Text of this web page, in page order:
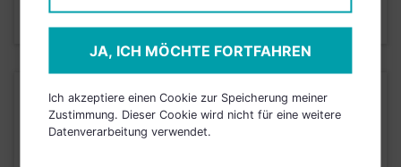
KURSENTWICKLUNG
JA, ICH MÖCHTE FORTFAHREN
Ich akzeptiere einen Cookie zur Speicherung meiner
Zustimmung. Dieser Cookie wird nicht für eine weitere
Datenverarbeitung verwendet.